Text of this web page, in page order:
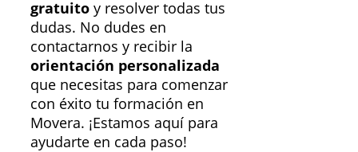
gratuito y resolver todas tus
dudas. No dudes en
contactarnos y recibir la
orientación personalizada
que necesitas para comenzar
con éxito tu formación en
Movera. ¡Estamos aquí para
ayudarte en cada paso!